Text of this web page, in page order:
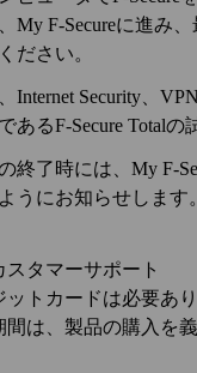
My F‑Secureに進み
ださい。
Internet Security、
あるF‑Secure Totalの
終了時には、My
うにお知らせします
スタマーサポート
ットカードは必要あ
間は、製品の購入を